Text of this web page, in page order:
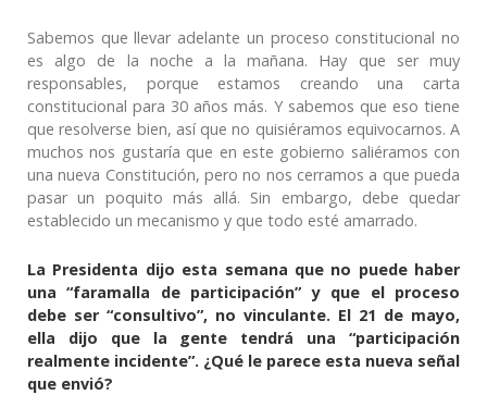
Sabemos que llevar adelante un proceso constitucional no
es algo de la noche a la mañana. Hay que ser muy
responsables, porque estamos creando una carta
constitucional para 30 años más. Y sabemos que eso tiene
que resolverse bien, así que no quisiéramos equivocarnos. A
muchos nos gustaría que en este gobierno saliéramos con
una nueva Constitución, pero no nos cerramos a que pueda
pasar un poquito más allá. Sin embargo, debe quedar
establecido un mecanismo y que todo esté amarrado.
La Presidenta dijo esta semana que no puede haber
una “faramalla de participación” y que el proceso
debe ser “consultivo”, no vinculante. El 21 de mayo,
ella dijo que la gente tendrá una “participación
realmente incidente”. ¿Qué le parece esta nueva señal
que envió?